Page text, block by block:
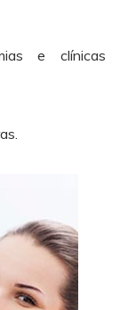
e clínicas